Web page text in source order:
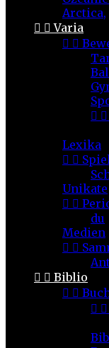
Arctica,
  Varia
 
 
Lexika
 
Unikate
 
du
Medien
 
  Biblio
 
 